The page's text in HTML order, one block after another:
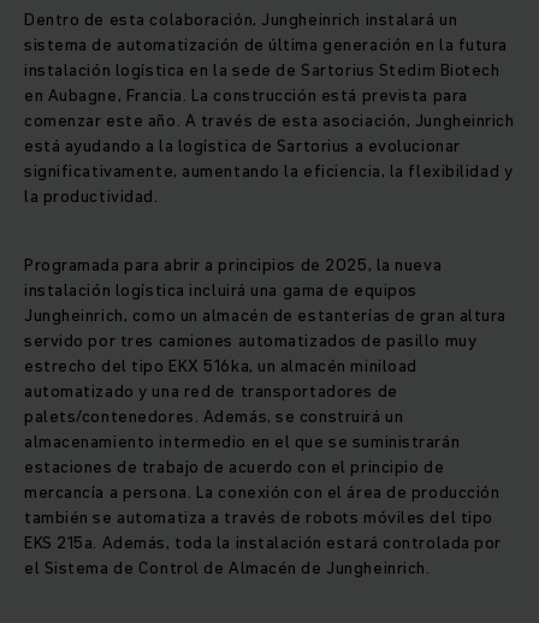
Dentro de esta colaboración, Jungheinrich instalará un
sistema de automatización de última generación en la futura
instalación logística en la sede de Sartorius Stedim Biotech
en Aubagne, Francia. La construcción está prevista para
comenzar este año. A través de esta asociación, Jungheinrich
está ayudando a la logística de Sartorius a evolucionar
significativamente, aumentando la eficiencia, la flexibilidad y
la productividad.
Programada para abrir a principios de 2025, la nueva
instalación logística incluirá una gama de equipos
Jungheinrich, como un almacén de estanterías de gran altura
servido por tres camiones automatizados de pasillo muy
estrecho del tipo EKX 516ka, un almacén miniload
automatizado y una red de transportadores de
palets/contenedores. Además, se construirá un
almacenamiento intermedio en el que se suministrarán
estaciones de trabajo de acuerdo con el principio de
mercancía a persona. La conexión con el área de producción
también se automatiza a través de robots móviles del tipo
EKS 215a. Además, toda la instalación estará controlada por
el Sistema de Control de Almacén de Jungheinrich.